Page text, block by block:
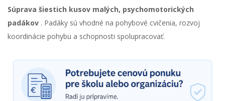
Súprava šiestich kusov malých, psychomotorických
padákov . Padáky sú vhodné na pohybové cvičenia, rozvoj
koordinácie pohybu a schopnosti spolupracovať.